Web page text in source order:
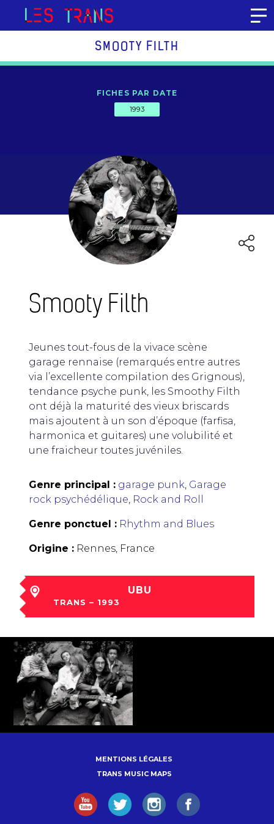
Aller au contenu
SMOOTY FILTH
FICHES PAR DATE
1993
Smooty Filth
Jeunes tout-fous de la vivace scène
garage rennaise (remarqués entre autres
via l’excellente compilation des Grignous),
tendance psyche punk, les Smoothy Filth
ont déjà la maturité des vieux briscards
mais ajoutent à un son d’époque (farfisa,
harmonica et guitares) une volubilité et
une fraicheur toutes juvéniles.
Genre principal : garage punk, Garage
rock psychédélique, Rock and Roll
Genre ponctuel : Rhythm and Blues
Origine : Rennes, France
UBU
TRANS – 1993
MENTIONS LÉGALES
TRANS MUSIC MAPS